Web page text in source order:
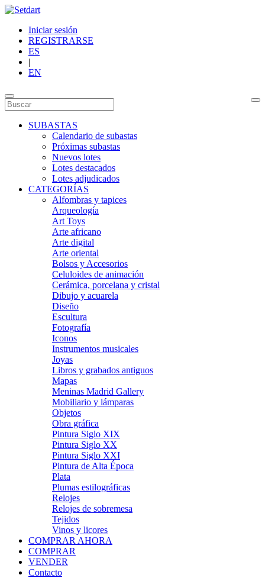
Iniciar sesión
REGISTRARSE
ES
|
EN
SUBASTAS
Calendario de subastas
Próximas subastas
Nuevos lotes
Lotes destacados
Lotes adjudicados
CATEGORÍAS
Alfombras y tapices
Arqueología
Art Toys
Arte africano
Arte digital
Arte oriental
Bolsos y Accesorios
Celuloides de animación
Cerámica, porcelana y cristal
Dibujo y acuarela
Diseño
Escultura
Fotografía
Iconos
Instrumentos musicales
Joyas
Libros y grabados antiguos
Mapas
Meninas Madrid Gallery
Mobiliario y lámparas
Objetos
Obra gráfica
Pintura Siglo XIX
Pintura Siglo XX
Pintura Siglo XXI
Pintura de Alta Época
Plata
Plumas estilográficas
Relojes
Relojes de sobremesa
Tejidos
Vinos y licores
COMPRAR AHORA
COMPRAR
VENDER
Contacto